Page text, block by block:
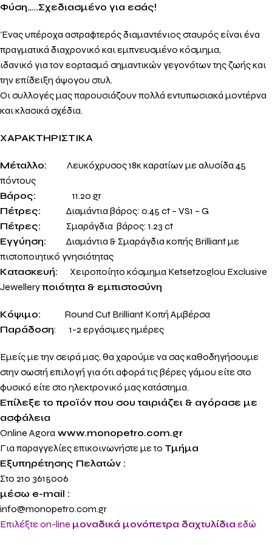
Φύση…..Σχεδιασμένο για εσάς!
Ένας υπέροχα αστραφτερός διαμαντένιος σταυρός είναι ένα
πραγματικά διαχρονικό και εμπνευσμένο κόσμημα,
ιδανικό για τον εορτασμό σημαντικών γεγονότων της ζωής και
την επίδειξη άψογου στυλ.
Οι συλλογές μας παρουσιάζουν πολλά εντυπωσιακά μοντέρνα
και κλασικά σχέδια.
ΧΑΡΑΚΤΗΡΙΣΤΙΚΑ
Μέταλλο: Λευκόχρυσος 18κ καρατίων με αλυσίδα 45
πόντους
Βάρος:11.20 gr
Πέτρες: Διαμάντια βάρος: 0.45 ct – VS1 – G
Πέτρες: Σμαράγδια βάρος: 1.23 ct
Εγγύηση: Διαμάντια & Σμαράγδια κοπής Brilliant με
πιστοποιητικό γνησιότητας
Κατασκευή: Χειροποίητο κόσμημα Ketsetzoglou Exclusive
Jewelleryποιότητα & εμπιστοσύνη
Κόψιμο: Round Cut Brilliant Κοπή Αμβέρσα
Παράδοση: 1-2 εργάσιμες ημέρες
Εμείς με την σειρά μας, θα χαρούμε να σας καθοδηγήσουμε
στην σωστή επιλογή για ότι αφορά τις βέρες γάμου είτε στο
φυσικό είτε στο ηλεκτρονικό μας κατάστημα.
Επίλεξε το προϊόν που σου ταιριάζει & αγόρασε με
ασφάλεια
Online Agora www.monopetro.com.gr
Για παραγγελίες επικοινωνήστε με το Τμήμα
Εξυπηρέτησης Πελατών :
Στο 210 3615006
μέσω e-mail :
info@monopetro.com.gr
Επιλέξτε on-line μοναδικά μονόπετρα δαχτυλίδια εδώ